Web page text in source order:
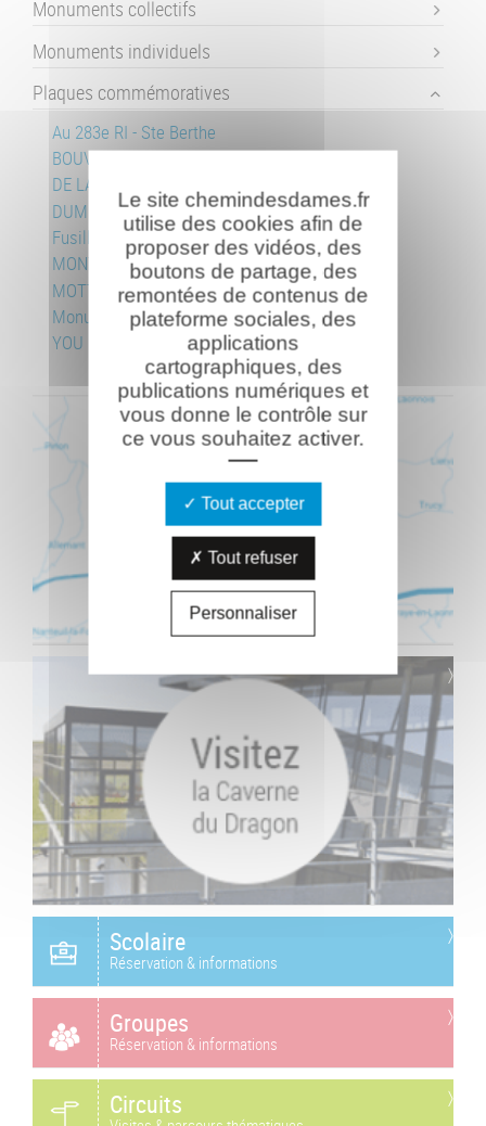
Monuments collectifs
Monuments individuels
Plaques commémoratives
Au 283e RI - Ste Berthe
BOUVEROT Emile
DE LARMINAT Paul
DUMONT - PICOT
Fusillés
MONTEIL Désiré
MOTTE Raymond
Monument aux mort de Soupir
YOU Michel
Scolaire
Réservation & informations
Groupes
Réservation & informations
Circuits
Le site chemindesdames.fr
utilise des cookies afin de
proposer des vidéos, des
boutons de partage, des
remontées de contenus de
plateforme sociales, des
applications
cartographiques, des
publications numériques et
vous donne le contrôle sur
ce vous souhaitez activer.
Tout accepter
Tout refuser
Personnaliser